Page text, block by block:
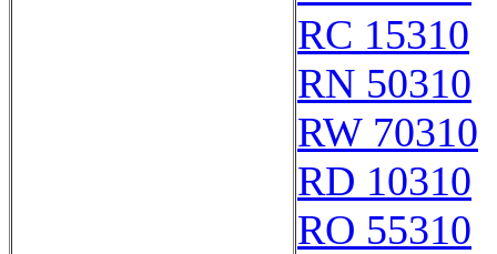
RC 15310
RN 50310
RW 70310
RD 10310
RO 55310